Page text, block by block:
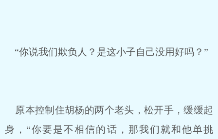
“你说我们欺负人？是这小子自己没用好吗？”
原本控制住胡杨的两个老头，松开手，缓缓起
身，“你要是不相信的话，那我们就和他单挑